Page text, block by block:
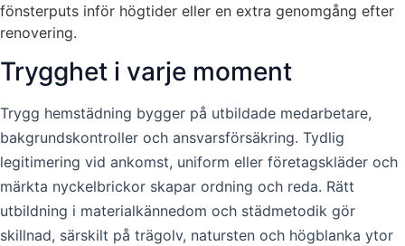
fönsterputs inför högtider eller en extra genomgång efter
renovering.
Trygghet i varje moment
Trygg hemstädning bygger på utbildade medarbetare,
bakgrundskontroller och ansvarsförsäkring. Tydlig
legitimering vid ankomst, uniform eller företagskläder och
märkta nyckelbrickor skapar ordning och reda. Rätt
utbildning i materialkännedom och städmetodik gör
skillnad, särskilt på trägolv, natursten och högblanka ytor